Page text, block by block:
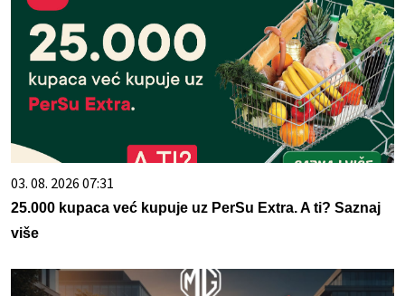
03. 08. 2026 07:31
25.000 kupaca već kupuje uz PerSu Extra. A ti? Saznaj
više